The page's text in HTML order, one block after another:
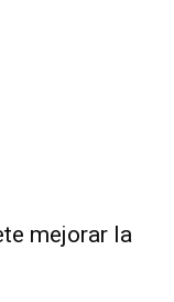
mejorar la